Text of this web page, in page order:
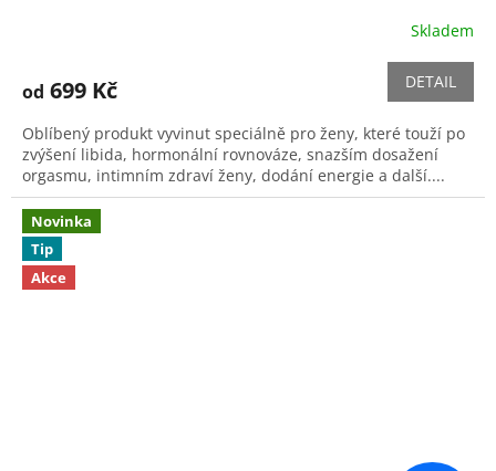
je
z
5
hvězdiček.
Skladem
od 699 Kč DETAIL
Oblíbený produkt vyvinut speciálně pro ženy, které touží po
zvýšení libida, hormonální rovnováze, snazším dosažení
orgasmu, intimním zdraví ženy, dodání energie a další....
Novinka
Tip
Akce